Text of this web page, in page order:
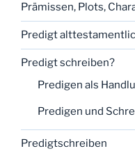
Prämissen, Plots,
Predigt
Predigt schreiben?
Predigen als
Predigen und
Predigtschreiben